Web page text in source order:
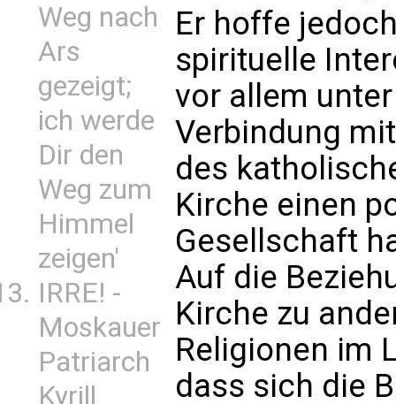
Weg nach
Ars
gezeigt;
ich werde
Dir den
Weg zum
Himmel
zeigen'
IRRE! -
Moskauer
Patriarch
Kyrill
Er hoffe
spirituelle
vor allem
Verbindung
des
Kirche einen
Gesellschaft
Auf die
Kirche zu
Religionen im
dass sich die